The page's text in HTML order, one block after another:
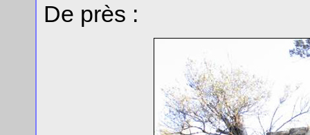
De près :